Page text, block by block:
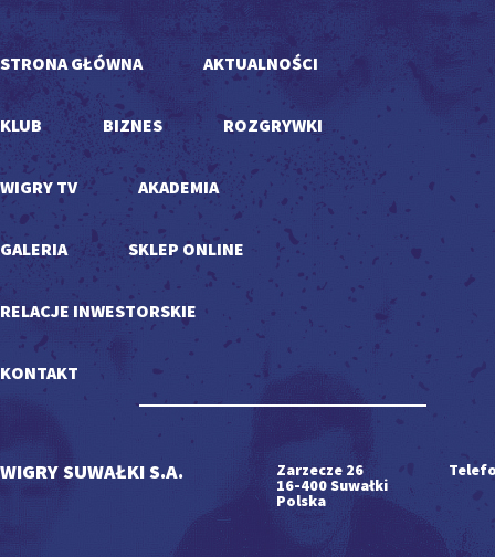
STRONA GŁÓWNA AKTUALNOŚCI
KLUB BIZNES ROZGRYWKI
WIGRY TV AKADEMIA
GALERIA SKLEP ONLINE
RELACJE INWESTORSKIE
KONTAKT
WIGRY SUWAŁKI S.A. Zarzecze 26
16-400 Suwałki
Polska